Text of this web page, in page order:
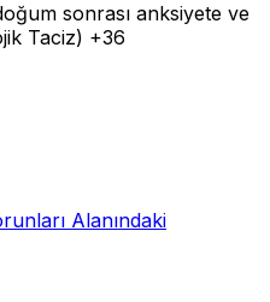
sonrası anksiyete ve
Taciz) +36
Alanındaki